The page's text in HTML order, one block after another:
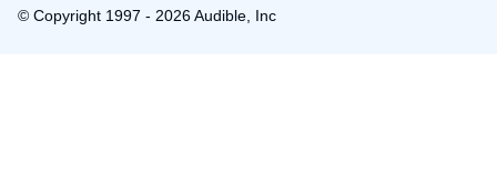
© Copyright 1997 - 2026 Audible, Inc